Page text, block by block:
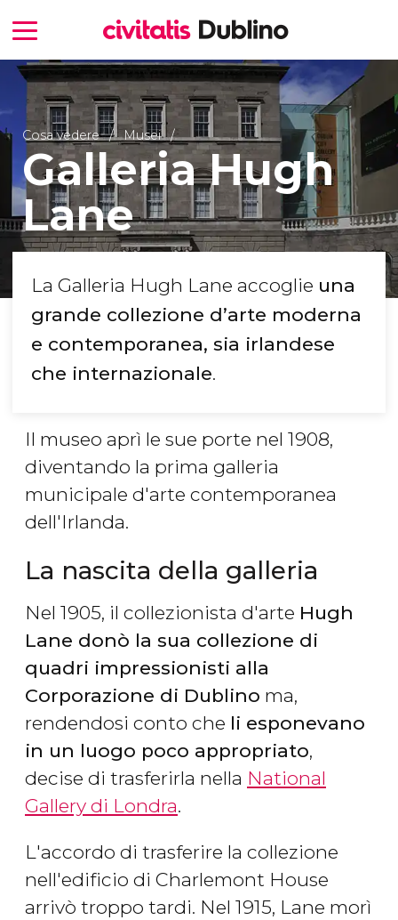
Cosa vedere Musei
Galleria Hugh
Lane
La Galleria Hugh Lane accoglie una
grande collezione d’arte moderna
e contemporanea, sia irlandese
che internazionale.
Il museo aprì le sue porte nel 1908,
diventando la prima galleria
municipale d'arte contemporanea
dell'Irlanda.
La nascita della galleria
Nel 1905, il collezionista d'arte Hugh
Lane donò la sua collezione di
quadri impressionisti alla
Corporazione di Dublino ma,
rendendosi conto che li esponevano
in un luogo poco appropriato,
decise di trasferirla nella National
Gallery di Londra.
L'accordo di trasferire la collezione
nell'edificio di Charlemont House
arrivò troppo tardi. Nel 1915, Lane morì